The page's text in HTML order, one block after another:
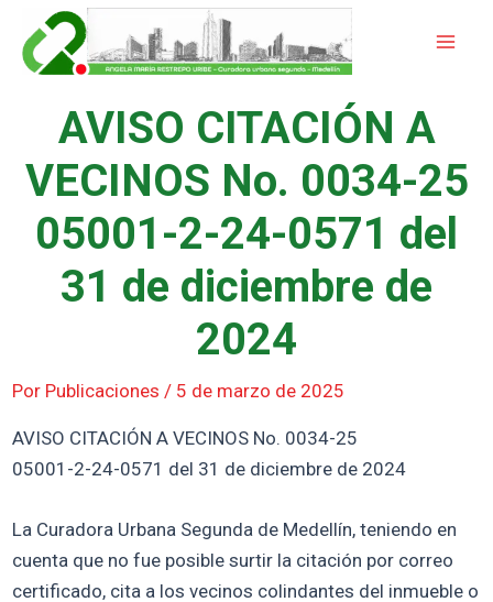
contenido
AVISO CITACIÓN A
VECINOS No. 0034-25
05001-2-24-0571 del
31 de diciembre de
2024
Por Publicaciones / 5 de marzo de 2025
AVISO CITACIÓN A VECINOS No. 0034-25
05001-2-24-0571 del 31 de diciembre de 2024
La Curadora Urbana Segunda de Medellín, teniendo en
cuenta que no fue posible surtir la citación por correo
certificado, cita a los vecinos colindantes del inmueble o